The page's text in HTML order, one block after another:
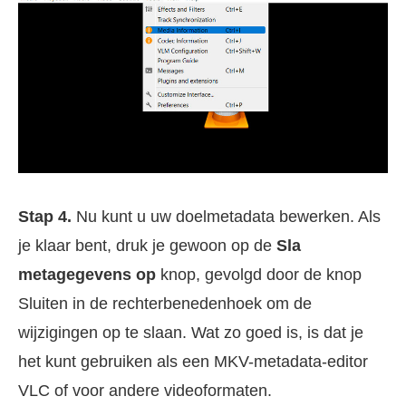
Stap 4. Nu kunt u uw doelmetadata bewerken. Als
je klaar bent, druk je gewoon op de Sla
metagegevens op knop, gevolgd door de knop
Sluiten in de rechterbenedenhoek om de
wijzigingen op te slaan. Wat zo goed is, is dat je
het kunt gebruiken als een MKV-metadata-editor
VLC of voor andere videoformaten.